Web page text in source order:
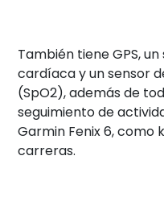
También tiene GPS,
cardíaca y un sensor
(SpO2), además de
seguimiento de
Garmin Fenix 6, como
carreras.